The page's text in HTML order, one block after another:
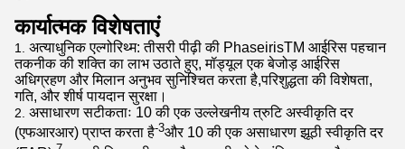
कार्यात्मक विशेषताएं
अत्याधुनिक एल्गोरिथ्म: तीसरी पीढ़ी की PhaseirisTM आईरिस पहचान
तकनीक की शक्ति का लाभ उठाते हुए, मॉड्यूल एक बेजोड़ आईरिस
अधिग्रहण और मिलान अनुभव सुनिश्चित करता है,परिशुद्धता की विशेषता,
गति, और शीर्ष पायदान सुरक्षा।
असाधारण सटीकताः 10 की एक उल्लेखनीय त्रुटि अस्वीकृति दर
(एफआरआर) प्राप्त करता है-3और 10 की एक असाधारण झूठी स्वीकृति दर